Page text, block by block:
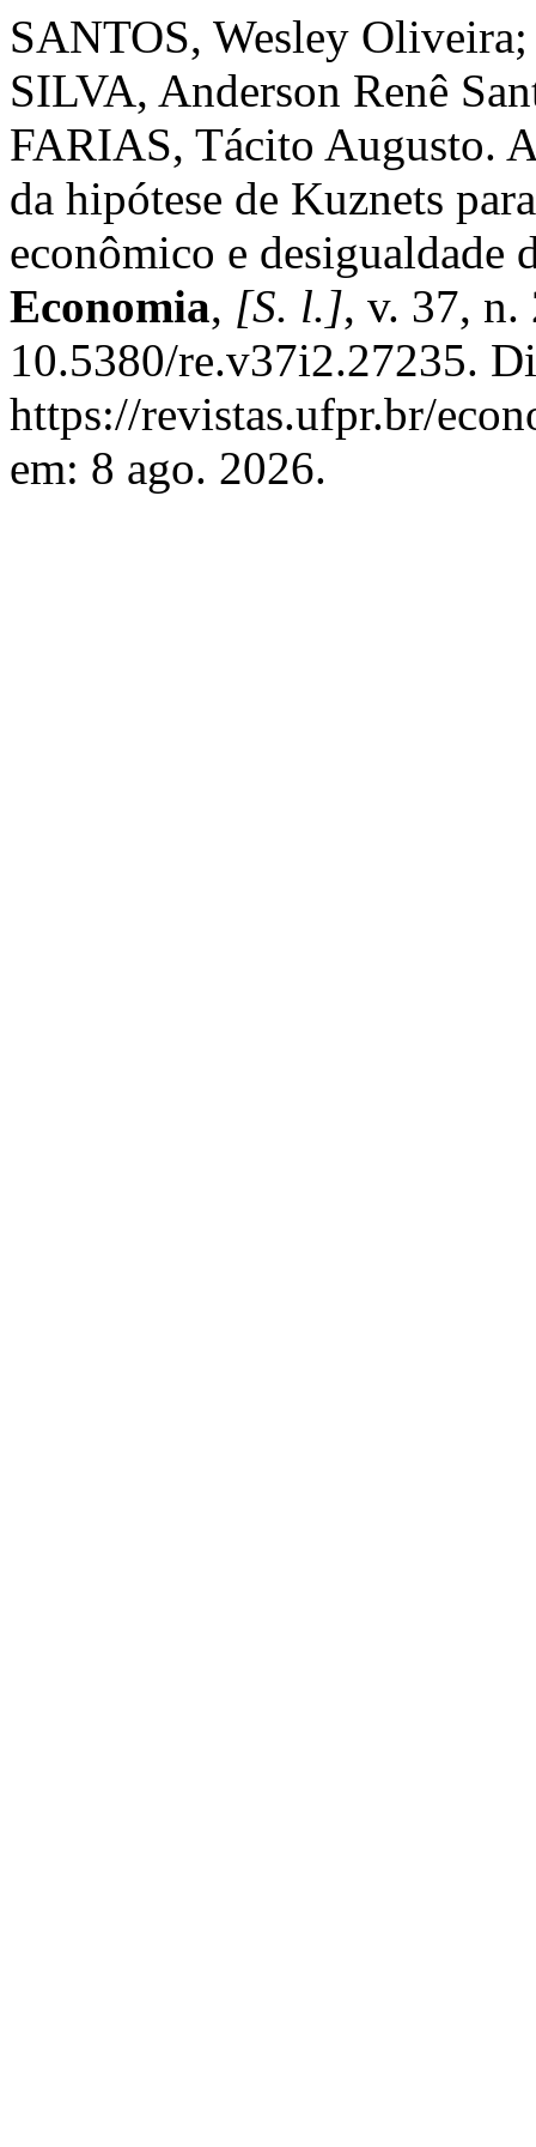
SANTOS, Wesley
SILVA, Anderson Renê
FARIAS, Tácito Augusto.
da hipótese de Kuznets
econômico e desigualdade
Economia, [S. l.], v. 37,
10.5380/re.v37i2.27235.
https://revistas.ufpr.br/
em: 8 ago. 2026.